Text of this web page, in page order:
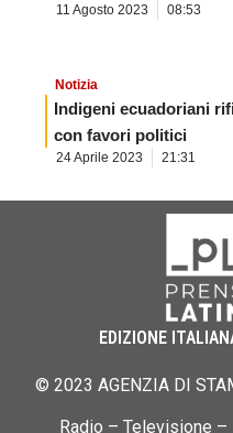
11 Agosto 2023 08:53
Notizia
Indigeni ecuadoriani
con favori politici
24 Aprile 2023 21:31
EDIZIONE
© 2023 AGENZIA DI
Radio – Televisione